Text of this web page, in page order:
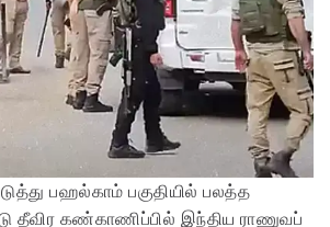
பஹல்காம் பகுதியில் பலத்த
தீவிர கண்காணிப்பில் இந்திய ராணுவப்